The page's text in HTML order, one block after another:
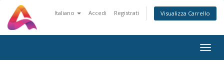
Italiano Accedi Registrati Visualizza Carrello